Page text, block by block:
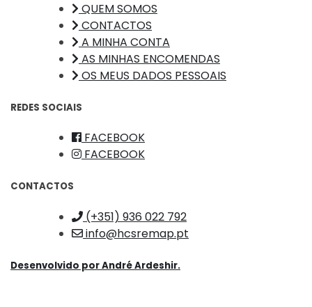
QUEM SOMOS
CONTACTOS
A MINHA CONTA
AS MINHAS ENCOMENDAS
OS MEUS DADOS PESSOAIS
REDES SOCIAIS
FACEBOOK
FACEBOOK
CONTACTOS
(+351) 936 022 792
info@hcsremap.pt
Desenvolvido porAndré Ardeshir.